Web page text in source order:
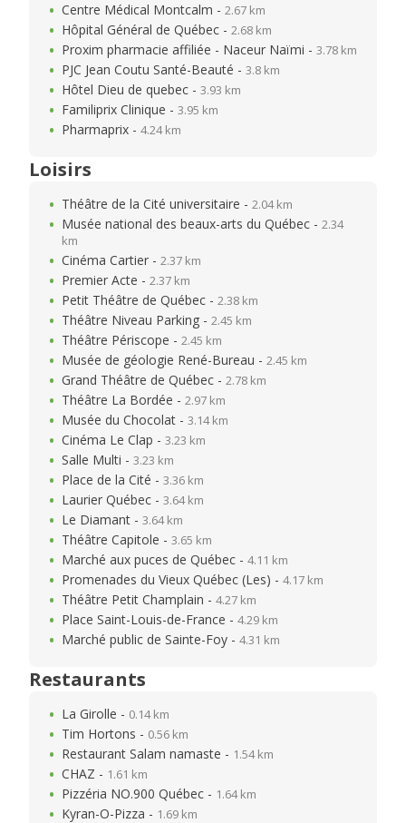
Centre Médical Montcalm - 2.67 km
Hôpital Général de Québec - 2.68 km
Proxim pharmacie affiliée - Naceur Naïmi - 3.78 km
PJC Jean Coutu Santé-Beauté - 3.8 km
Hôtel Dieu de quebec - 3.93 km
Familiprix Clinique - 3.95 km
Pharmaprix - 4.24 km
Loisirs
Théâtre de la Cité universitaire - 2.04 km
Musée national des beaux-arts du Québec - 2.34
km
Cinéma Cartier - 2.37 km
Premier Acte - 2.37 km
Petit Théâtre de Québec - 2.38 km
Théâtre Niveau Parking - 2.45 km
Théâtre Périscope - 2.45 km
Musée de géologie René-Bureau - 2.45 km
Grand Théâtre de Québec - 2.78 km
Théâtre La Bordée - 2.97 km
Musée du Chocolat - 3.14 km
Cinéma Le Clap - 3.23 km
Salle Multi - 3.23 km
Place de la Cité - 3.36 km
Laurier Québec - 3.64 km
Le Diamant - 3.64 km
Théâtre Capitole - 3.65 km
Marché aux puces de Québec - 4.11 km
Promenades du Vieux Québec (Les) - 4.17 km
Théâtre Petit Champlain - 4.27 km
Place Saint-Louis-de-France - 4.29 km
Marché public de Sainte-Foy - 4.31 km
Restaurants
La Girolle - 0.14 km
Tim Hortons - 0.56 km
Restaurant Salam namaste - 1.54 km
CHAZ - 1.61 km
Pizzéria NO.900 Québec - 1.64 km
Kyran-O-Pizza - 1.69 km